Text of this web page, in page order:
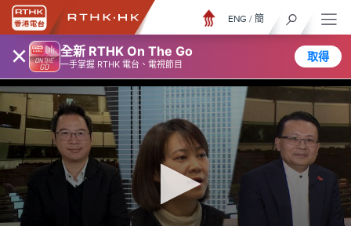
× 全新 RTHK On The Go
一手掌握 RTHK 電台、電視節目
取得
ENG / 簡